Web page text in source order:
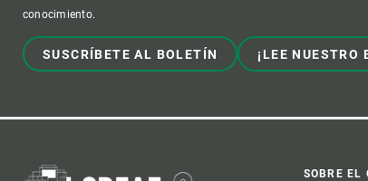
conocimiento.
SUSCRÍBETE AL BOLETÍN ¡LEE NUESTRO
SOBRE EL